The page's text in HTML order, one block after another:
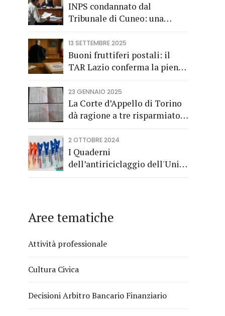
INPS condannato dal
Tribunale di Cuneo: una
Fossano vince una causa
grazie all’Avv. Alberto Rizzo
di Bra
13 SETTEMBRE 2025
Buoni fruttiferi postali: il
TAR Lazio conferma la piena
Consumo a tutela dei
risparmiatori titolari di buoni
fruttiferi postali.
23 GENNAIO 2025
La Corte d’Appello di Torino
dà ragione a tre risparmiatori
2 OTTOBRE 2024
I Quaderni
dell’antiriciclaggio dell'Unità
Aree tematiche
Attività professionale
Cultura Civica
Decisioni Arbitro Bancario Finanziario